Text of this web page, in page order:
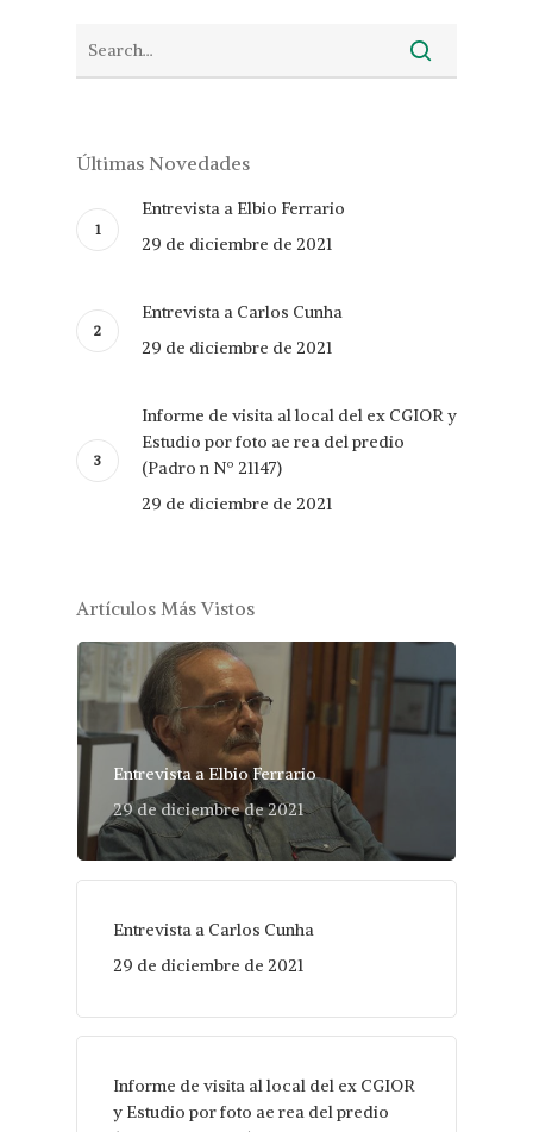
Últimas Novedades
Entrevista a Elbio Ferrario
29 de diciembre de 2021
Entrevista a Carlos Cunha
29 de diciembre de 2021
Informe de visita al local del ex CGIOR y
Estudio por foto ae rea del predio
(Padro n Nº 21147)
29 de diciembre de 2021
Artículos Más Vistos
Entrevista a Elbio Ferrario
29 de diciembre de 2021
Entrevista a Carlos Cunha
29 de diciembre de 2021
Informe de visita al local del ex CGIOR
y Estudio por foto ae rea del predio